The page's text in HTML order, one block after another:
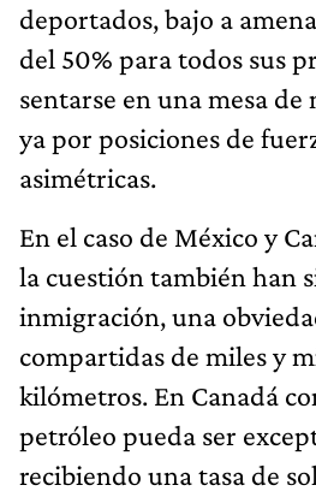
deportados, bajo a
del 50% para todos sus
sentarse en una mesa de
ya por posiciones de
asimétricas.
En el caso de México y
la cuestión también han
inmigración, una
compartidas de miles y
kilómetros. En Canadá
petróleo pueda ser
recibiendo una tasa de